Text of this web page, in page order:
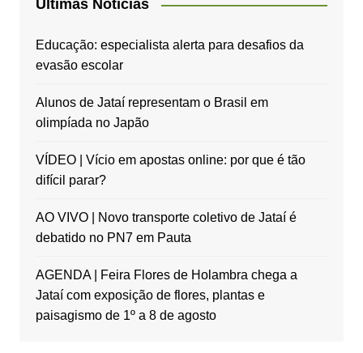
Últimas Notícias
Educação: especialista alerta para desafios da
evasão escolar
Alunos de Jataí representam o Brasil em
olimpíada no Japão
VÍDEO | Vício em apostas online: por que é tão
difícil parar?
AO VIVO | Novo transporte coletivo de Jataí é
debatido no PN7 em Pauta
AGENDA | Feira Flores de Holambra chega a
Jataí com exposição de flores, plantas e
paisagismo de 1º a 8 de agosto